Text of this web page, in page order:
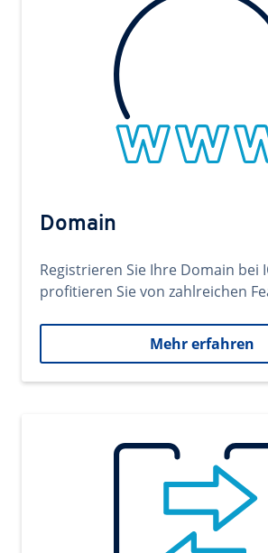
Domain
Registrieren Sie Ihre Domain bei
profitieren Sie von zahlreichen
Mehr erfahren